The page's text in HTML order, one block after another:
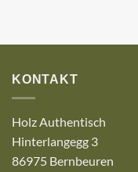
KONTAKT
Holz Authentisch
Hinterlangegg 3
86975 Bernbeuren